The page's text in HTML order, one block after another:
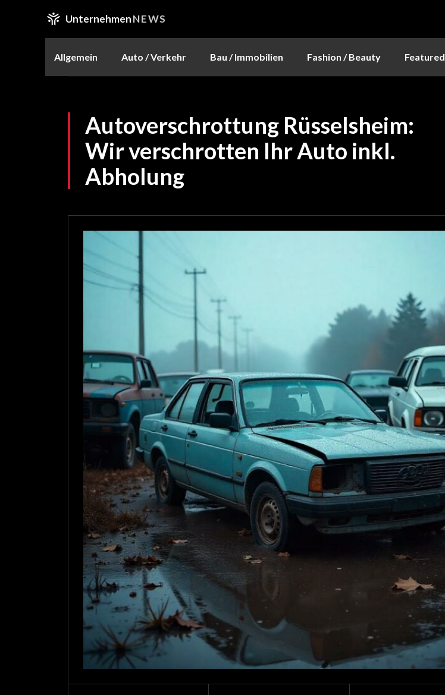
UnternehmenNEWS
Allgemein Auto / Verkehr Bau / Immobilien Fashion / Beauty Featured
Autoverschrottung Rüsselsheim:
Wir verschrotten Ihr Auto inkl.
Abholung